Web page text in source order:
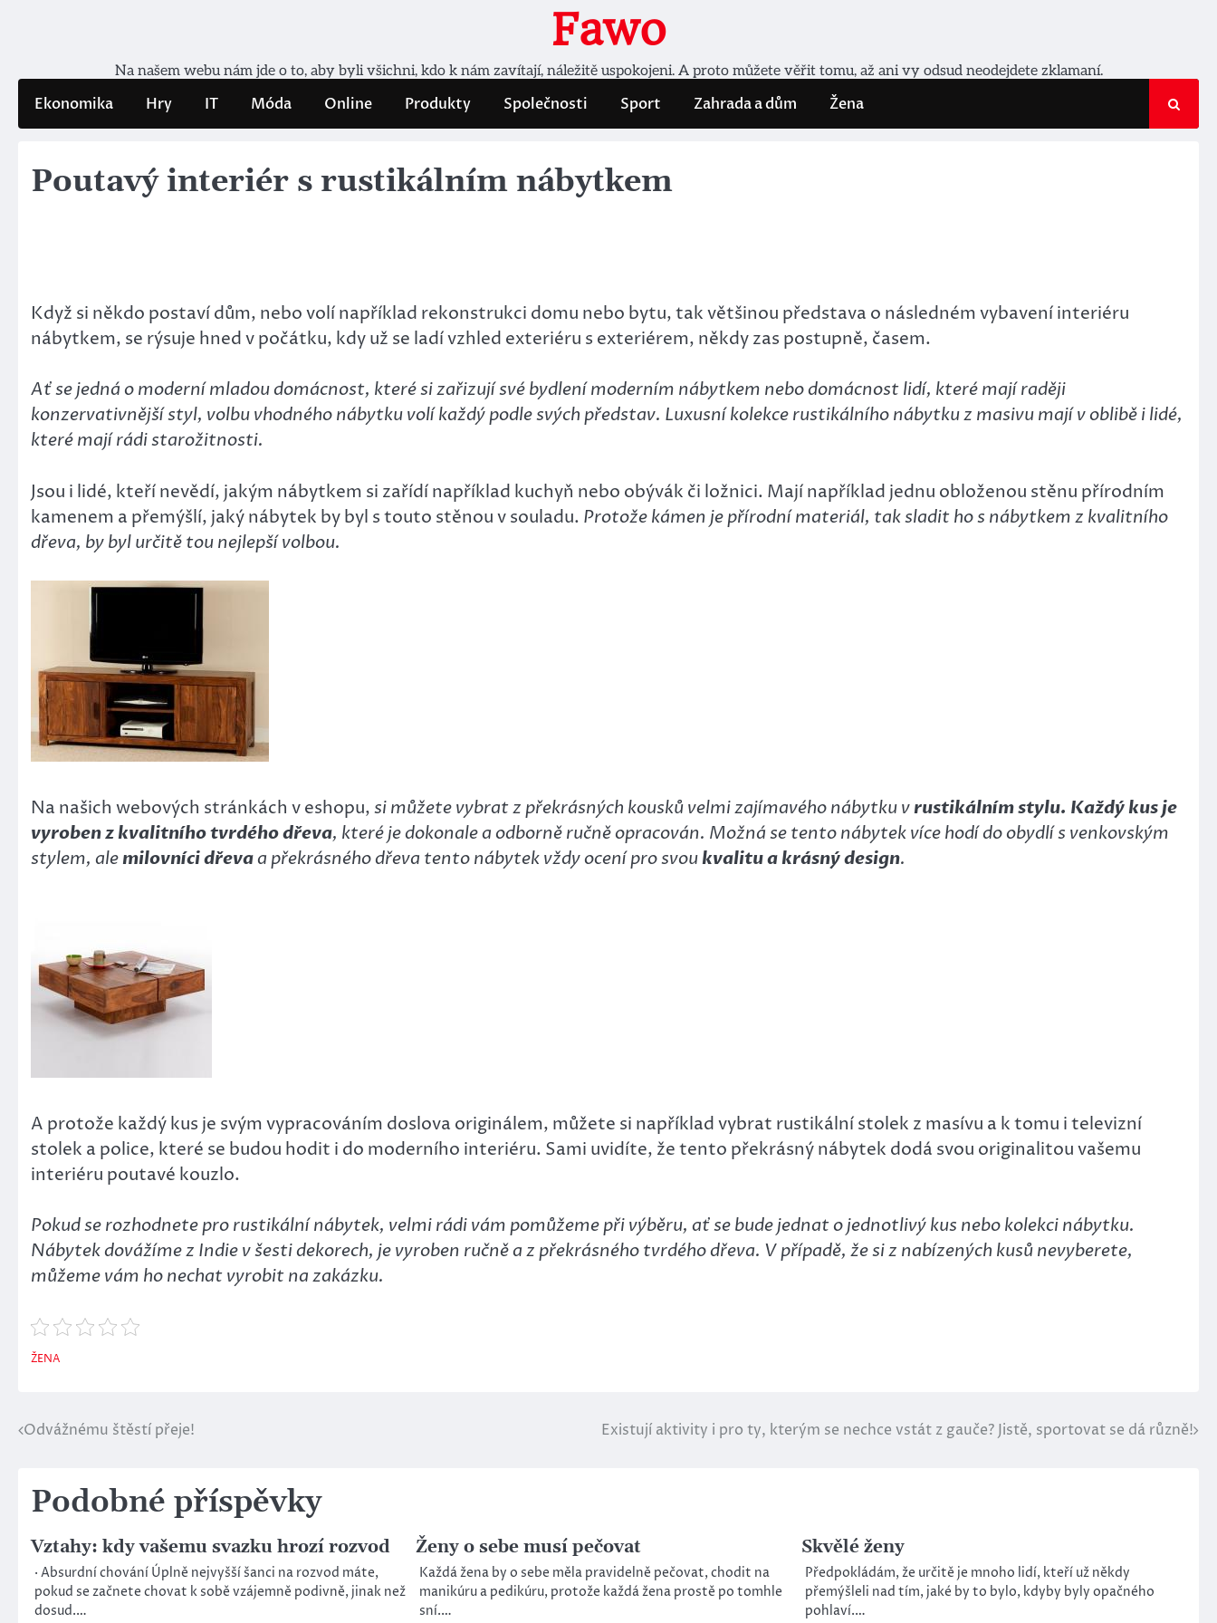
Fawo
Na našem webu nám jde o to, aby byli všichni, kdo k nám zavítají, náležitě uspokojeni. A proto můžete věřit tomu, až ani vy odsud neodejdete zklamaní.
Ekonomika Hry IT Móda Online Produkty Společnosti Sport Zahrada a dům Žena
Poutavý interiér s rustikálním nábytkem
Když si někdo postaví dům, nebo volí například rekonstrukci domu nebo bytu, tak většinou představa o následném vybavení interiéru
nábytkem, se rýsuje hned v počátku, kdy už se ladí vzhled exteriéru s exteriérem, někdy zas postupně, časem.
Ať se jedná o moderní mladou domácnost, které si zařizují své bydlení moderním nábytkem nebo domácnost lidí, které mají raději
konzervativnější styl, volbu vhodného nábytku volí každý podle svých představ. Luxusní kolekce rustikálního nábytku z masivumají v oblibě i lidé,
které mají rádi starožitnosti.
Jsou i lidé, kteří nevědí, jakým nábytkem si zařídí například kuchyň nebo obývák či ložnici. Mají například jednu obloženou stěnu přírodním
kamenem a přemýšlí, jaký nábytek by byl s touto stěnou v souladu. Protože kámen je přírodní materiál, tak sladit ho s nábytkem z kvalitního
dřeva, by byl určitě tou nejlepší volbou.
Na našich webových stránkách v eshopu,simůžete vybrat z překrásných kousků velmi zajímavého nábytku vrustikálním stylu. Každý kus je
vyroben z kvalitního tvrdého dřeva, které je dokonale a odborně ručně opracován. Možná se tento nábytek více hodí do obydlí s venkovským
stylem, alemilovníci dřevaa překrásného dřeva tento nábytek vždy ocení pro svoukvalitu a krásný design.
A protože každý kus je svým vypracováním doslova originálem, můžete si například vybrat rustikální stolek z masívu a k tomu i televizní
stolek a police, které se budou hodit i do moderního interiéru. Sami uvidíte, že tento překrásný nábytek dodá svou originalitou vašemu
interiéru poutavé kouzlo.
Pokud se rozhodnete pro rustikální nábytek, velmi rádi vám pomůžeme při výběru, ať se bude jednat o jednotlivý kus nebo kolekci nábytku.
Nábytek dovážíme z Indie v šesti dekorech, je vyroben ručně a z překrásného tvrdého dřeva. V případě, že si z nabízených kusů nevyberete,
můžeme vám ho nechat vyrobit na zakázku.
ŽENA
Navigace
příspěvek
Odvážnému štěstí přeje! Existují aktivity i pro ty, kterým se nechce vstát z gauče? Jistě, sportovat se dá různě!
Podobné příspěvky
Vztahy: kdy vašemu svazku hrozí rozvod
· Absurdní chování Úplně nejvyšší šanci na rozvod máte,
pokud se začnete chovat k sobě vzájemně podivně, jinak než
dosud.…
Ženy o sebe musí pečovat
Každá žena by o sebe měla pravidelně pečovat, chodit na
manikúru a pedikúru, protože každá žena prostě po tomhle
sní.…
Skvělé ženy
Předpokládám, že určitě je mnoho lidí, kteří už někdy
přemýšleli nad tím, jaké by to bylo, kdyby byly opačného
pohlaví.…